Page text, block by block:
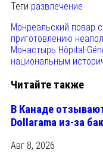
Теги развлечение
Монреальский повар
приготовлению
Монастырь Hôpital-
национальным
Читайте также
В Канаде
Dollarama из-за
Авг 8, 2026